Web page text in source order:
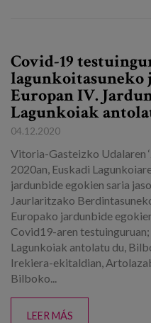
Covid-19
lagunkoitasuneko
Europan IV.
Lagunkoiak
04.12.2020
Vitoria-Gasteizko Udalaren
2020an, Euskadi
jardunbide egokien saria
Jaurlaritzako
Europako jardunbide
Covid19-aren
Lagunkoiak antolatu du,
Irekiera-ekitaldian,
Bilboko...
LEER MÁS